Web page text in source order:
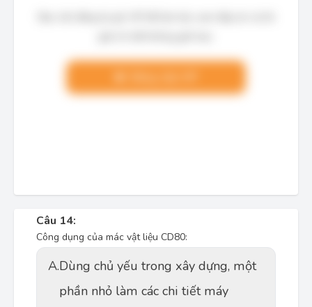
Câu 14:
Công dụng của mác vật liệu CD80:
A.Dùng chủ yếu trong xây dựng, một
phần nhỏ làm các chi tiết máy